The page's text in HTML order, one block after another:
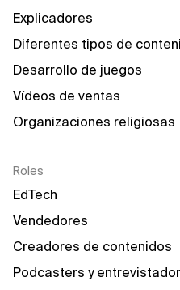
Explicadores
Diferentes tipos de
Desarrollo de juegos
Vídeos de ventas
Organizaciones religiosas
Roles
EdTech
Vendedores
Creadores de contenidos
Podcasters y